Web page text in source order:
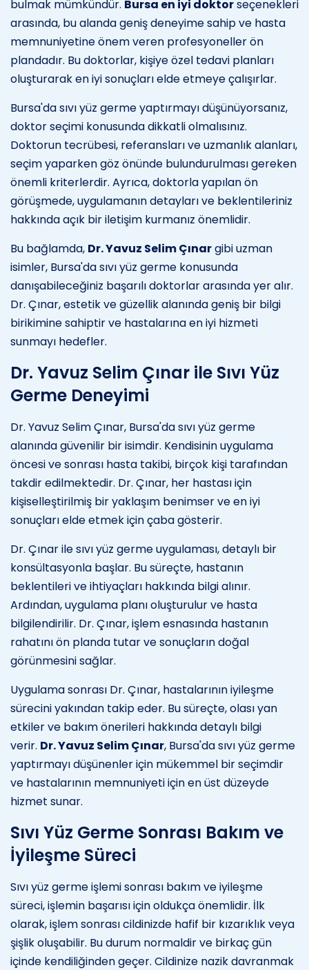
bulmak mümkündür. Bursa en iyi doktorseçenekleri
arasında, bu alanda geniş deneyime sahip ve hasta
memnuniyetine önem veren profesyoneller ön
plandadır. Bu doktorlar, kişiye özel tedavi planları
oluşturarak en iyi sonuçları elde etmeye çalışırlar.
Bursa'da sıvı yüz germe yaptırmayı düşünüyorsanız,
doktor seçimi konusunda dikkatli olmalısınız.
Doktorun tecrübesi, referansları ve uzmanlık alanları,
seçim yaparken göz önünde bulundurulması gereken
önemli kriterlerdir. Ayrıca, doktorla yapılan ön
görüşmede, uygulamanın detayları ve beklentileriniz
hakkında açık bir iletişim kurmanız önemlidir.
Bu bağlamda, Dr. Yavuz Selim Çınargibi uzman
isimler, Bursa'da sıvı yüz germe konusunda
danışabileceğiniz başarılı doktorlar arasında yer alır.
Dr. Çınar, estetik ve güzellik alanında geniş bir bilgi
birikimine sahiptir ve hastalarına en iyi hizmeti
sunmayı hedefler.
Dr. Yavuz Selim Çınar ile Sıvı Yüz
Germe Deneyimi
Dr. Yavuz Selim Çınar, Bursa'da sıvı yüz germe
alanında güvenilir bir isimdir. Kendisinin uygulama
öncesi ve sonrası hasta takibi, birçok kişi tarafından
takdir edilmektedir. Dr. Çınar, her hastası için
kişiselleştirilmiş bir yaklaşım benimser ve en iyi
sonuçları elde etmek için çaba gösterir.
Dr. Çınar ile sıvı yüz germe uygulaması, detaylı bir
konsültasyonla başlar. Bu süreçte, hastanın
beklentileri ve ihtiyaçları hakkında bilgi alınır.
Ardından, uygulama planı oluşturulur ve hasta
bilgilendirilir. Dr. Çınar, işlem esnasında hastanın
rahatını ön planda tutar ve sonuçların doğal
görünmesini sağlar.
Uygulama sonrası Dr. Çınar, hastalarının iyileşme
sürecini yakından takip eder. Bu süreçte, olası yan
etkiler ve bakım önerileri hakkında detaylı bilgi
verir. Dr. Yavuz Selim Çınar, Bursa'da sıvı yüz germe
yaptırmayı düşünenler için mükemmel bir seçimdir
ve hastalarının memnuniyeti için en üst düzeyde
hizmet sunar.
Sıvı Yüz Germe Sonrası Bakım ve
İyileşme Süreci
Sıvı yüz germe işlemi sonrası bakım ve iyileşme
süreci, işlemin başarısı için oldukça önemlidir. İlk
olarak, işlem sonrası cildinizde hafif bir kızarıklık veya
şişlik oluşabilir. Bu durum normaldir ve birkaç gün
içinde kendiliğinden geçer. Cildinize nazik davranmak